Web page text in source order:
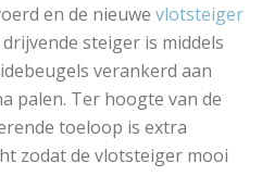
en de nieuwe vlotsteiger
steiger is middels
verankerd aan
palen. Ter hoogte van de
toeloop is extra
zodat de vlotsteiger mooi